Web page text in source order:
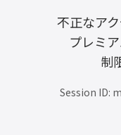
不正なア
プレミ
制
Session ID: